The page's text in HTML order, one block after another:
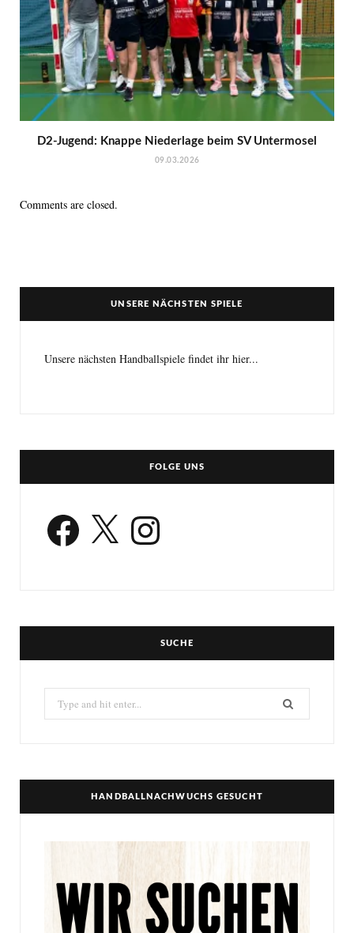
D2-Jugend: Knappe Niederlage beim SV Untermosel
09.03.2026
Comments are closed.
UNSERE NÄCHSTEN SPIELE
Unsere nächsten Handballspiele findet ihr hier...
FOLGE UNS
Facebook X Instagram
SUCHE
Search
for:
HANDBALLNACHWUCHS GESUCHT